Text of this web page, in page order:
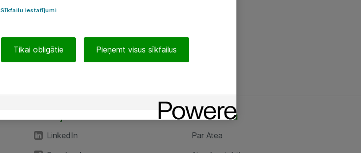
LinkedIn
Par Atea
Par Atea
Sīkfailu iestatījumi
Tikai obligātie Pieņemt visus sīkfailus